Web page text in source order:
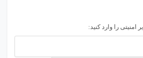
امنیتی را وارد کنید: